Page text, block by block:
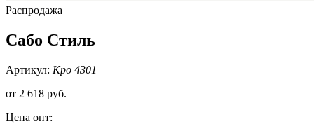
Распродажа
Сабо Стиль
Артикул: Кро 4301
от 2 618 руб.
Цена опт: